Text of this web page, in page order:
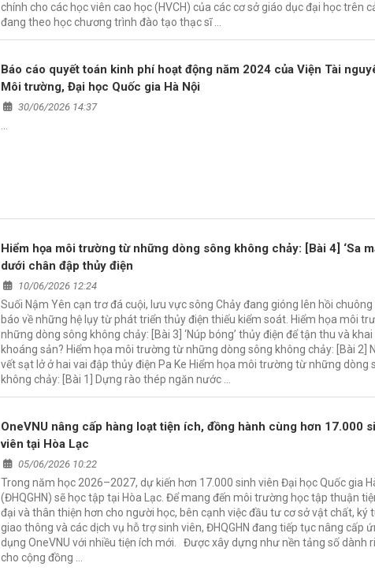
chính cho các học viên cao học (HVCH) của các cơ sở giáo dục đại học trên
đang theo học chương trình đào tạo thạc sĩ …
Báo cáo quyết toán kinh phí hoạt động năm 2024 của Viện Tài
Môi trường, Đại học Quốc gia Hà Nội
30/06/2026 14:37
…
Hiểm họa môi trường từ những dòng sông không chảy: [Bài 4] ‘Sa
dưới chân đập thủy điện
10/06/2026 12:24
Suối Nậm Yên cạn trơ đá cuội, lưu vực sông Chảy đang gióng lên hồi chuông
báo về những hệ lụy từ phát triển thủy điện thiếu kiểm soát. Hiểm họa môi
những dòng sông không chảy: [Bài 3] ‘Núp bóng’ thủy điện để tận thu và
khoáng sản? Hiểm họa môi trường từ những dòng sông không chảy: [Bài 2]
vết sạt lở ở hai vai đập thủy điện Pa Ke Hiểm họa môi trường từ những dòng
không chảy: [Bài 1] Dựng rào thép ngăn nước …
OneVNU nâng cấp hàng loạt tiện ích, đồng hành cùng hơn 17.000
viên tại Hòa Lạc
05/06/2026 10:22
Trong năm học 2026–2027, dự kiến hơn 17.000 sinh viên Đại học Quốc gia
(ĐHQGHN) sẽ học tập tại Hòa Lạc. Để mang đến môi trường học tập thuận
đại và thân thiện hơn cho người học, bên cạnh việc đầu tư cơ sở vật chất, ký
giao thông và các dịch vụ hỗ trợ sinh viên, ĐHQGHN đang tiếp tục nâng cấp
dụng OneVNU với nhiều tiện ích mới. Được xây dựng như nền tảng số dành
cho cộng đồng …